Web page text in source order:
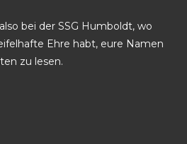
bei der SSG Humboldt, wo
Ehre habt, eure Namen
zu lesen.